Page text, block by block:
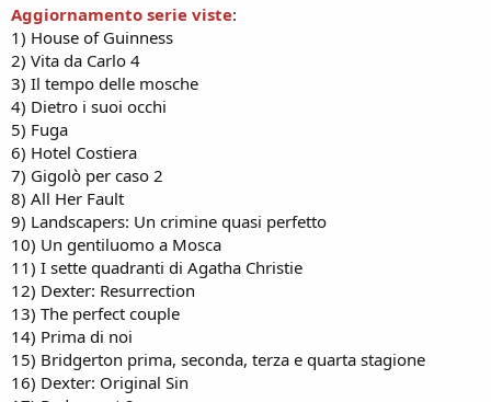
Aggiornamento serie viste:
1) House of Guinness
2) Vita da Carlo 4
3) Il tempo delle mosche
4) Dietro i suoi occhi
5) Fuga
6) Hotel Costiera
7) Gigolò per caso 2
8) All Her Fault
9) Landscapers: Un crimine quasi perfetto
10) Un gentiluomo a Mosca
11) I sette quadranti di Agatha Christie
12) Dexter: Resurrection
13) The perfect couple
14) Prima di noi
15) Bridgerton prima, seconda, terza e quarta stagione
16) Dexter: Original Sin